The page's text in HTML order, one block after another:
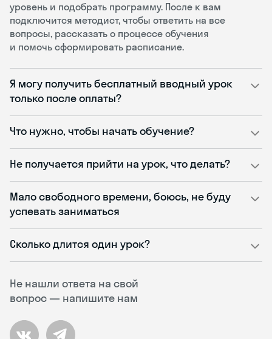
Не нашли ответа на свой
вопрос — напишите нам
уровень и подобрать программу. После к вам
подключится методист, чтобы ответить на все
вопросы, рассказать о процессе обучения
и помочь сформировать расписание.
Я могу получить бесплатный вводный урок
только после оплаты?
Что нужно, чтобы начать обучение?
Не получается прийти на урок, что делать?
Мало свободного времени, боюсь, не буду
успевать заниматься
Сколько длится один урок?